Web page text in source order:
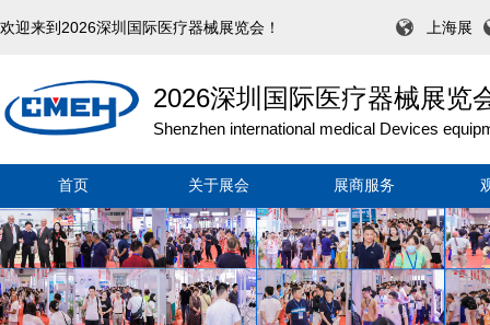
欢迎来到2026深圳国际医疗器械展览会！ 上海展
2026深圳国际医疗器械展览
Shenzhen international medical Devices
首页 关于展会 展商服务